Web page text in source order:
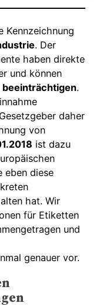
Kennzeichnung
. Der
haben direkte
und können
beeinträchtigen.
daher
von
ist dazu
eben diese
hat. Wir
für Etiketten
und
genauer vor.